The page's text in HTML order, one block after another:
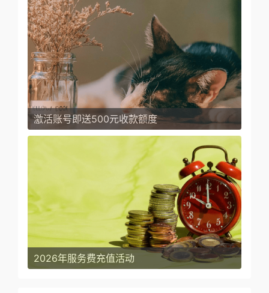
激活账号即送500元收款额度
2026年服务费充值活动